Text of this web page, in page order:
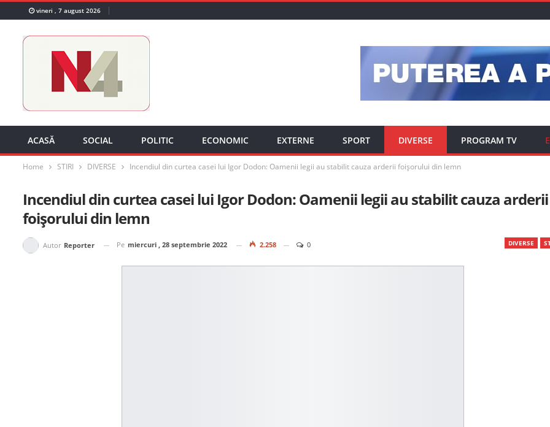
vineri , 7 august 2026
ACASĂ SOCIAL POLITIC ECONOMIC EXTERNE SPORT DIVERSE PROGRAM TV
Home STIRI DIVERSE Incendiul din curtea casei lui Igor Dodon: Oamenii legii au stabilit cauza arderii foișorului din lemn
Incendiul din curtea casei lui Igor Dodon: Oamenii legii au stabilit cauza arderii
foișorului din lemn
DIVERSE
Autor Reporter Pe miercuri , 28 septembrie 2022 2.258 0